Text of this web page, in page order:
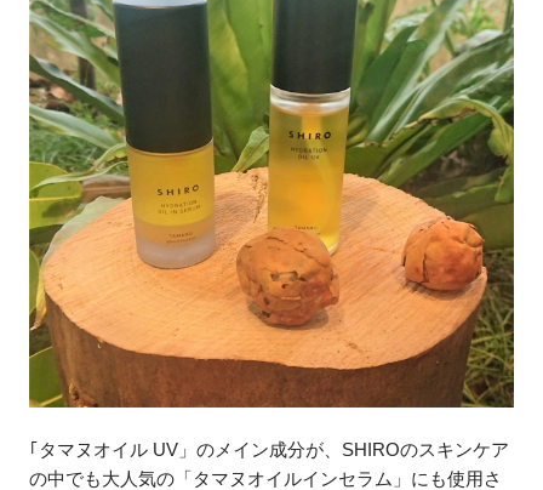
｢タマヌオイル UV」のメイン成分が、SHIROのスキンケア
の中でも大人気の「タマヌオイルインセラム」にも使用さ